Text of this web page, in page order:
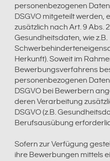
personenbezogenen Daten
DSGVO mitgeteilt werden,
zusätzlich nach Art. 9 Abs. 2
Gesundheitsdaten, wie z.B.
Herkunft). Soweit im
Bewerbungsverfahrens
personenbezogenen Daten
DSGVO bei Bewerbern
deren Verarbeitung
DSGVO (z.B.
Berufsausübung
Sofern zur Verfügung
ihre Bewerbungen mittels